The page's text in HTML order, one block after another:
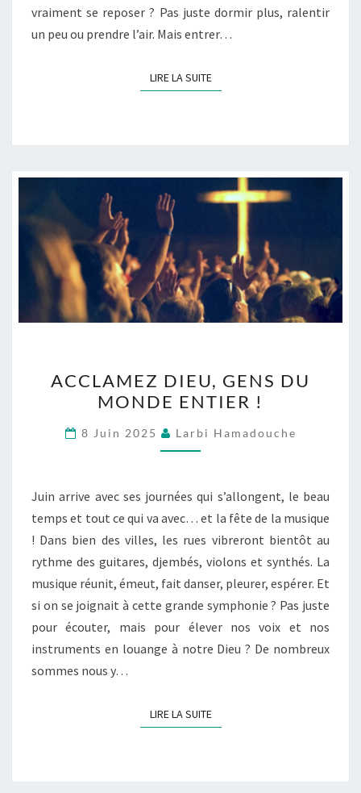
vraiment se reposer ? Pas juste dormir plus, ralentir
un peu ou prendre l’air. Mais entrer…
LIRE LA SUITELIRE LA SUITE
DIEU,
GENS
DU
MONDE
!
ACCLAMEZ DIEU, GENS DU
MONDE ENTIER !
8 Juin 2025 Larbi Hamadouche
Juin arrive avec ses journées qui s’allongent, le beau
temps et tout ce qui va avec… et la fête de la musique
! Dans bien des villes, les rues vibreront bientôt au
rythme des guitares, djembés, violons et synthés. La
musique réunit, émeut, fait danser, pleurer, espérer. Et
si on se joignait à cette grande symphonie ? Pas juste
pour écouter, mais pour élever nos voix et nos
instruments en louange à notre Dieu ? De nombreux
sommes nous y…
LIRE LA SUITELIRE LA SUITE